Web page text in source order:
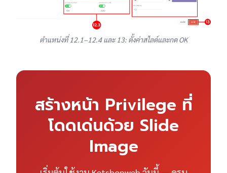
ตำแหน่งที่ 12.1–12.4 และ 13: ตั้งค่าสไลด์และกด OK
สร้างหน้า Privilege ที่
โดดเด่นด้วย Slide
Image